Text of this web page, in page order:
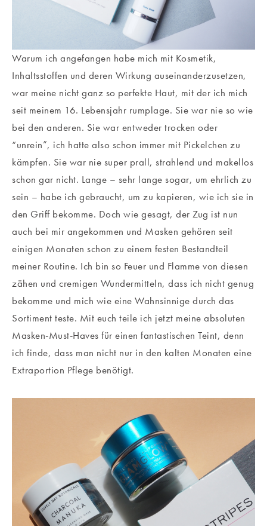
Warum ich angefangen habe mich mit Kosmetik,
Inhaltsstoffen und deren Wirkung auseinanderzusetzen,
war meine nicht ganz so perfekte Haut, mit der ich mich
seit meinem 16. Lebensjahr rumplage. Sie war nie so wie
bei den anderen. Sie war entweder trocken oder
“unrein”, ich hatte also schon immer mit Pickelchen zu
kämpfen. Sie war nie super prall, strahlend und makellos
schon gar nicht. Lange – sehr lange sogar, um ehrlich zu
sein – habe ich gebraucht, um zu kapieren, wie ich sie in
den Griff bekomme. Doch wie gesagt, der Zug ist nun
auch bei mir angekommen und Masken gehören seit
einigen Monaten schon zu einem festen Bestandteil
meiner Routine. Ich bin so Feuer und Flamme von diesen
zähen und cremigen Wundermitteln, dass ich nicht genug
bekomme und mich wie eine Wahnsinnige durch das
Sortiment teste. Mit euch teile ich jetzt meine absoluten
Masken-Must-Haves für einen fantastischen Teint, denn
ich finde, dass man nicht nur in den kalten Monaten eine
Extraportion Pflege benötigt.